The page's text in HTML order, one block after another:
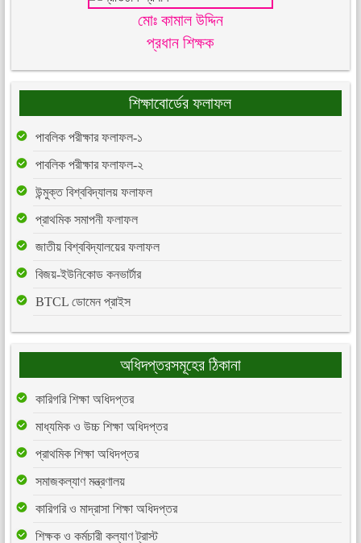
মোঃ কামাল উদ্দিন
প্রধান শিক্ষক
শিক্ষাবোর্ডের ফলাফল
পাবলিক পরীক্ষার ফলাফল-১
পাবলিক পরীক্ষার ফলাফল-২
উন্মুক্ত বিশ্ববিদ্যালয় ফলাফল
প্রাথমিক সমাপনী ফলাফল
জাতীয় বিশ্ববিদ্যালয়ের ফলাফল
বিজয়-ইউনিকোড কনভার্টার
BTCL ডোমেন প্রাইস
অধিদপ্তরসমূহের ঠিকানা
কারিগরি শিক্ষা অধিদপ্তর
মাধ্যমিক ও উচ্চ শিক্ষা অধিদপ্তর
প্রাথমিক শিক্ষা অধিদপ্তর
সমাজকল্যাণ মন্ত্রণালয়
কারিগরি ও মাদ্রাসা শিক্ষা অধিদপ্তর
শিক্ষক ও কর্মচারী কল্যাণ ট্রাস্ট